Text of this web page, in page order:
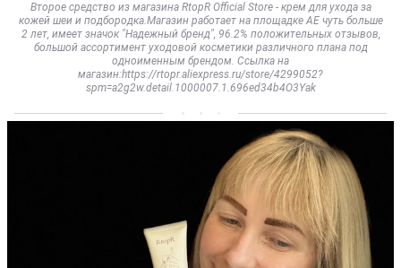
Второе средство из магазина RtopR Official Store - крем для ухода за
кожей шеи и подбородка.Магазин работает на площадке АЕ чуть больше
2 лет, имеет значок "Надежный бренд", 96.2% положительных отзывов,
большой ассортимент уходовой косметики различного плана под
одноименным брендом. Ссылка на
магазин:https://rtopr.aliexpress.ru/store/4299052?
spm=a2g2w.detail.1000007.1.696ed34b4O3Yak